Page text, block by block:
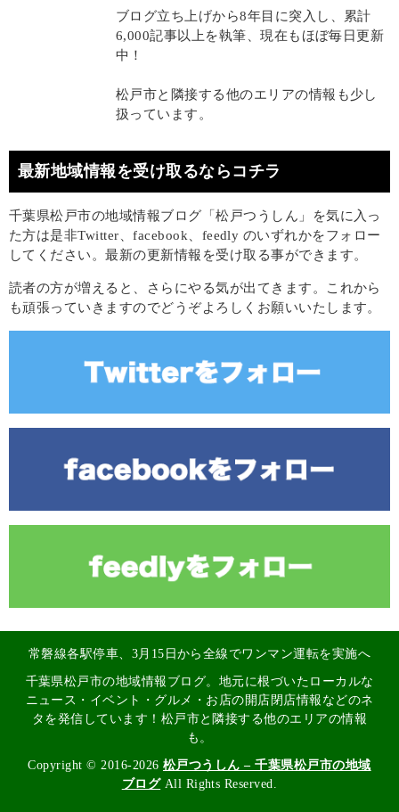
ブログ立ち上げから8年目に突入し、累計
6,000記事以上を執筆、現在もほぼ毎日更新
中！
松戸市と隣接する他のエリアの情報も少し
扱っています。
最新地域情報を受け取るならコチラ
千葉県松戸市の地域情報ブログ「松戸つうしん」を気に入っ
た方は是非Twitter、facebook、feedly のいずれかをフォロー
してください。最新の更新情報を受け取る事ができます。
読者の方が増えると、さらにやる気が出てきます。これから
も頑張っていきますのでどうぞよろしくお願いいたします。
常磐線各駅停車、3月15日から全線でワンマン運転を実施へ
千葉県松戸市の地域情報ブログ。地元に根づいたローカルな
ニュース・イベント・グルメ・お店の開店閉店情報などのネ
タを発信しています！松戸市と隣接する他のエリアの情報
も。
Copyright © 2016-2026 松戸つうしん – 千葉県松戸市の地域
ブログAll Rights Reserved.